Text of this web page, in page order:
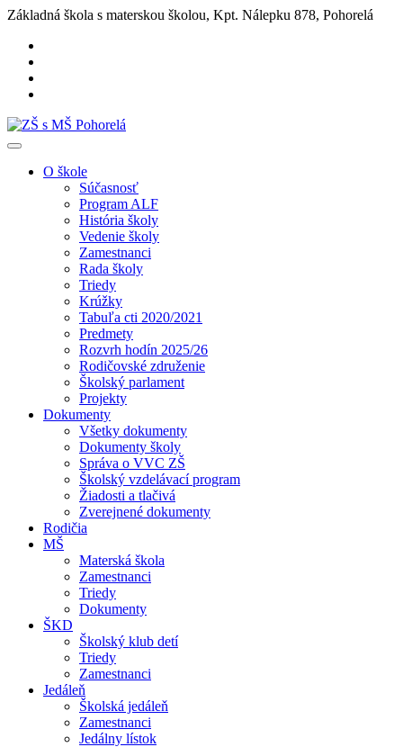
Základná škola s materskou školou, Kpt. Nálepku 878, Pohorelá
O škole
Súčasnosť
Program ALF
História školy
Vedenie školy
Zamestnanci
Rada školy
Triedy
Krúžky
Tabuľa cti 2020/2021
Predmety
Rozvrh hodín 2025/26
Rodičovské združenie
Školský parlament
Projekty
Dokumenty
Všetky dokumenty
Dokumenty školy
Správa o VVC ZŠ
Školský vzdelávací program
Žiadosti a tlačivá
Zverejnené dokumenty
Rodičia
MŠ
Materská škola
Zamestnanci
Triedy
Dokumenty
ŠKD
Školský klub detí
Triedy
Zamestnanci
Jedáleň
Školská jedáleň
Zamestnanci
Jedálny lístok